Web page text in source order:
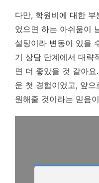
다만, 학원비에 대한
었으면 하는 아쉬움이
설팅이라 변동이 있을
기 상담 단계에서 대략
면 더 좋았을 것 같아
운 첫 경험이었고, 앞으
원해줄 것이라는 믿음